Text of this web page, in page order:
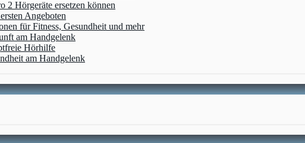
2 Hörgeräte ersetzen können
Angeboten
für Fitness, Gesundheit und mehr
am Handgelenk
Hörhilfe
am Handgelenk